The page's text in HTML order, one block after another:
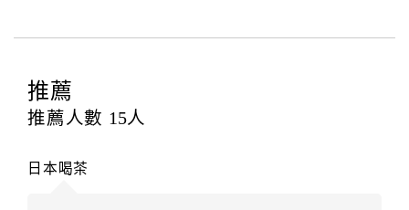
訂房者應於
未提出申辦不得異動訂單。
每筆訂單異動限定
訂單異動後，訂單費用總計大於原訂單費用總計時，訂
推薦
推薦人數 15人
日本喝茶